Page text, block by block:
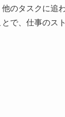
のタスクに追
で、仕事のス